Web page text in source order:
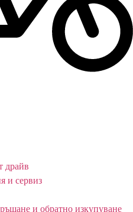
драйв
и сервиз
и обратно изкупуване